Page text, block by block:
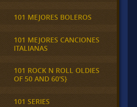
101 MEJORES BOLEROS
101 MEJORES CANCIONES
ITALIANAS
101 ROCK N ROLL OLDIES
OF 50 AND 60'S}
101 SERIES